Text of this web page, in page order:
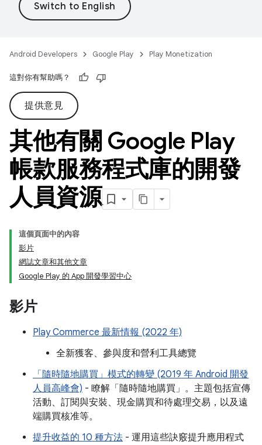
Android Developers Google Play Play Monetization
這對你有幫助嗎？
提供意見
其他有關 Google Play
帳款服務程式庫的開發
人員資源
這個頁面中的內容
影片
網誌文章和其他文章
Google Play 的 App 開發學習中心
影片
Play Commerce 最新情報 (2022 年)
全新獲客、參與度和營利工具總覽
「隨時隨地購買」模式的轉變 (2019 年 Android 開發
人員高峰會) - 瞭解「隨時隨地購買」。主題包括宣傳
活動、訂閱與安裝、現金購買和待處理交易，以及遠
端購買核准等。
提升收益的 10 種方法 - 運用這些訣竅提升應用程式